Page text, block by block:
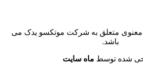
متعلق به شرکت موتکسو یدک می
باشد.
شده توسط ماه سایت